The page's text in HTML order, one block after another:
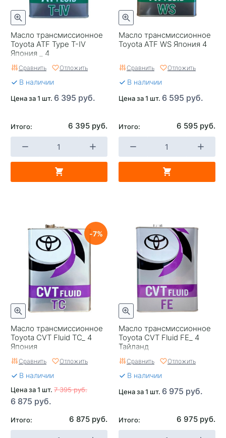
Масло трансмиссионное
Toyota ATF Type T-IV
Япония _ 4
Сравнить Отложить
В наличии
Цена за 1 шт. 6 395 руб.
Итого: 6 395 руб.
Масло трансмиссионное
Toyota ATF WS Япония 4
Сравнить Отложить
В наличии
Цена за 1 шт. 6 595 руб.
Итого: 6 595 руб.
Масло трансмиссионное
Toyota CVT Fluid TC_ 4
Япония
7
Сравнить Отложить
В наличии
Цена за 1 шт. 7 395 руб.
6 875 руб.
Итого: 6 875 руб.
Масло трансмиссионное
Toyota CVT Fluid FE_ 4
Тайланд
Сравнить Отложить
В наличии
Цена за 1 шт. 6 975 руб.
Итого: 6 975 руб.